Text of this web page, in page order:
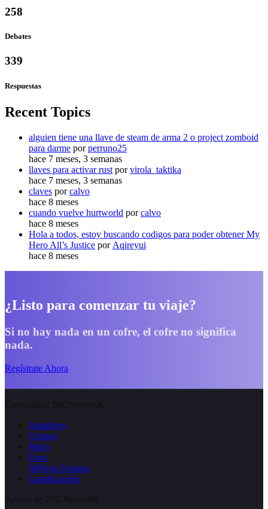
258
Debates
339
Respuestas
Recent Topics
alguien tiene una llave de steam de arma 2 o project zomboid
para darme porperruno25
hace 7 meses, 3 semanas
llaves para activar rust porvirola_taktika
hace 7 meses, 3 semanas
claves porcalvo
hace 8 meses
cuando vuelve hurtworld porcalvo
hace 8 meses
Hola a todos, estoy buscando codigos para poder obtener My
Hero All’s Justice por Aqireyui
hace 8 meses
¿Listo para comenzar tu viaje?
Si no hay nada en un cofre, el cofre no significa
nada.
Regístrate Ahora
Jugadores
Grupos
Muro
Foro
bbPress Forums
Gamificación